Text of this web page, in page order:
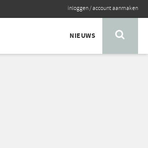
inloggen/account aanmaken
NIEUWS